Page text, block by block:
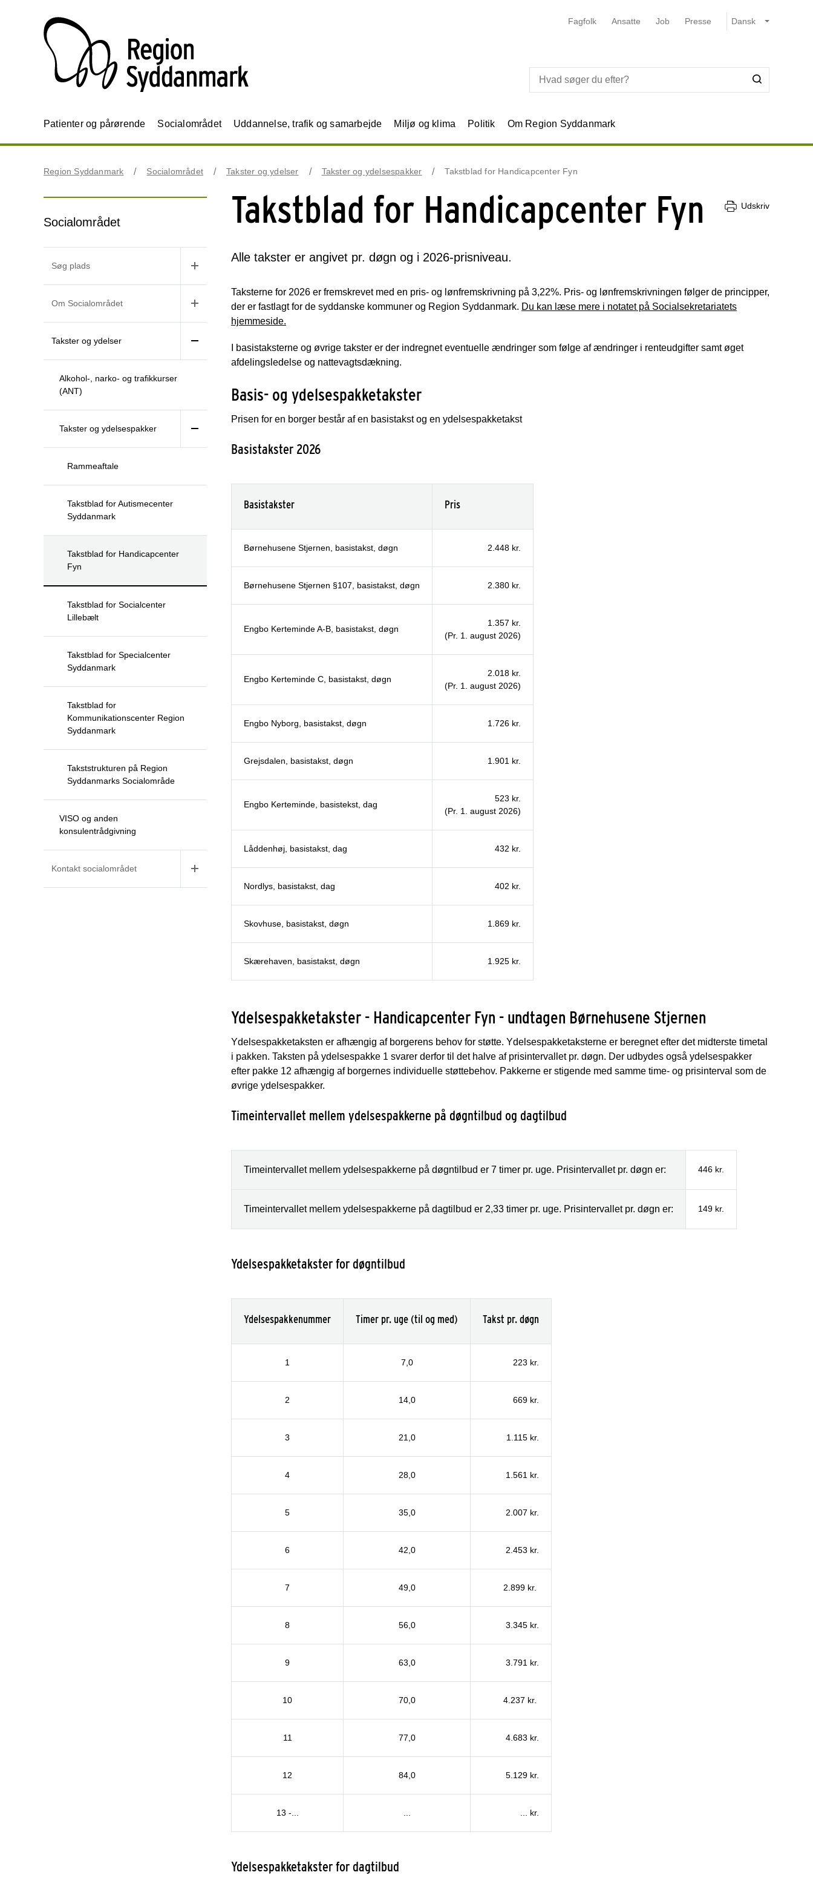
Fagfolk Ansatte Job Presse
Patienter og pårørende Socialområdet Uddannelse, trafik og samarbejde Miljø og klima Politik Om Region Syddanmark
Region Syddanmark Socialområdet Takster og ydelser Takster og ydelsespakker Takstblad for Handicapcenter Fyn
Socialområdet
Søg plads
Om Socialområdet
Takster og ydelser
Alkohol-, narko- og trafikkurser
(ANT)
Takster og ydelsespakker
Rammeaftale
Takstblad for Autismecenter
Syddanmark
Takstblad for Handicapcenter
Fyn
Takstblad for Socialcenter
Lillebælt
Takstblad for Specialcenter
Syddanmark
Takstblad for
Kommunikationscenter Region
Syddanmark
Takststrukturen på Region
Syddanmarks Socialområde
VISO og anden
konsulentrådgivning
Kontakt socialområdet
Takstblad for Handicapcenter Fyn Udskriv
Alle takster er angivet pr. døgn og i 2026-prisniveau.
Taksterne for 2026 er fremskrevet med en pris- og lønfremskrivning på 3,22%. Pris- og lønfremskrivningen følger de principper,
der er fastlagt for de syddanske kommuner og Region Syddanmark. Du kan læse mere i notatet på Socialsekretariatets
hjemmeside.
I basistaksterne og øvrige takster er der indregnet eventuelle ændringer som følge af ændringer i renteudgifter samt øget
afdelingsledelse og nattevagtsdækning.
Basis- og ydelsespakketakster
Prisen for en borger består af en basistakst og en ydelsespakketakst
Basistakster 2026
Basistakster Pris
Børnehusene Stjernen, basistakst, døgn 2.448 kr.
Børnehusene Stjernen §107, basistakst, døgn 2.380 kr.
Engbo Kerteminde A-B, basistakst, døgn
1.357 kr.
(Pr. 1. august 2026)
Engbo Kerteminde C, basistakst, døgn
2.018 kr.
(Pr. 1. august 2026)
Engbo Nyborg, basistakst, døgn 1.726 kr.
Grejsdalen, basistakst, døgn 1.901 kr.
Engbo Kerteminde, basistekst, dag
523 kr.
(Pr. 1. august 2026)
Låddenhøj, basistakst, dag 432 kr.
Nordlys, basistakst, dag 402 kr.
Skovhuse, basistakst, døgn 1.869 kr.
Skærehaven, basistakst, døgn 1.925 kr.
Ydelsespakketakster - Handicapcenter Fyn - undtagen Børnehusene Stjernen
Ydelsespakketaksten er afhængig af borgerens behov for støtte. Ydelsespakketaksterne er beregnet efter det midterste timetal
i pakken. Taksten på ydelsespakke 1 svarer derfor til det halve af prisintervallet pr. døgn. Der udbydes også ydelsespakker
efter pakke 12 afhængig af borgernes individuelle støttebehov. Pakkerne er stigende med samme time- og prisinterval som de
øvrige ydelsespakker.
Timeintervallet mellem ydelsespakkerne på døgntilbud og dagtilbud
Timeintervallet mellem ydelsespakkerne på døgntilbud er 7 timer pr. uge. Prisintervallet pr. døgn er: 446 kr.
Timeintervallet mellem ydelsespakkerne på dagtilbud er 2,33 timer pr. uge. Prisintervallet pr. døgn er: 149 kr.
Ydelsespakketakster for døgntilbud
Ydelsespakkenummer Timer pr. uge (til og med) Takst pr. døgn
1 7,0 223 kr.
2 14,0 669 kr.
3 21,0 1.115 kr.
4 28,0 1.561 kr.
5 35,0 2.007 kr.
6 42,0 2.453 kr.
7 49,0 2.899 kr.
8 56,0 3.345 kr.
9 63,0 3.791 kr.
10 70,0 4.237 kr.
11 77,0 4.683 kr.
12 84,0 5.129 kr.
13 -... ... kr.
Ydelsespakketakster for dagtilbud